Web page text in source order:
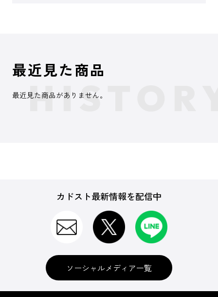
最近見た商品
最近見た商品がありません。
カドスト最新情報を配信中
ソーシャルメディア一覧